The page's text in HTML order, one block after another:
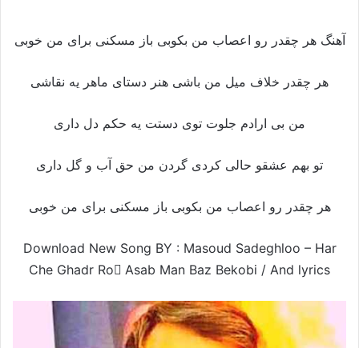
آهنگ هر چقدر رو اعصاب من بکوبی باز مسکنی برای من خوبی
هر چقدر خلاف میل من باشی هنر دستای ماهر یه نقاشی
من بی ارادم جلوت توی دستت یه حکم دل داری
تو بهم عشقو حالی کردی گردن من حق آب و گل داری
هر چقدر رو اعصاب من بکوبی باز مسکنی برای من خوبی
Download New Song BY : Masoud Sadeghloo – Har
Che Ghadr Ro َAsab Man Baz Bekobi / And lyrics